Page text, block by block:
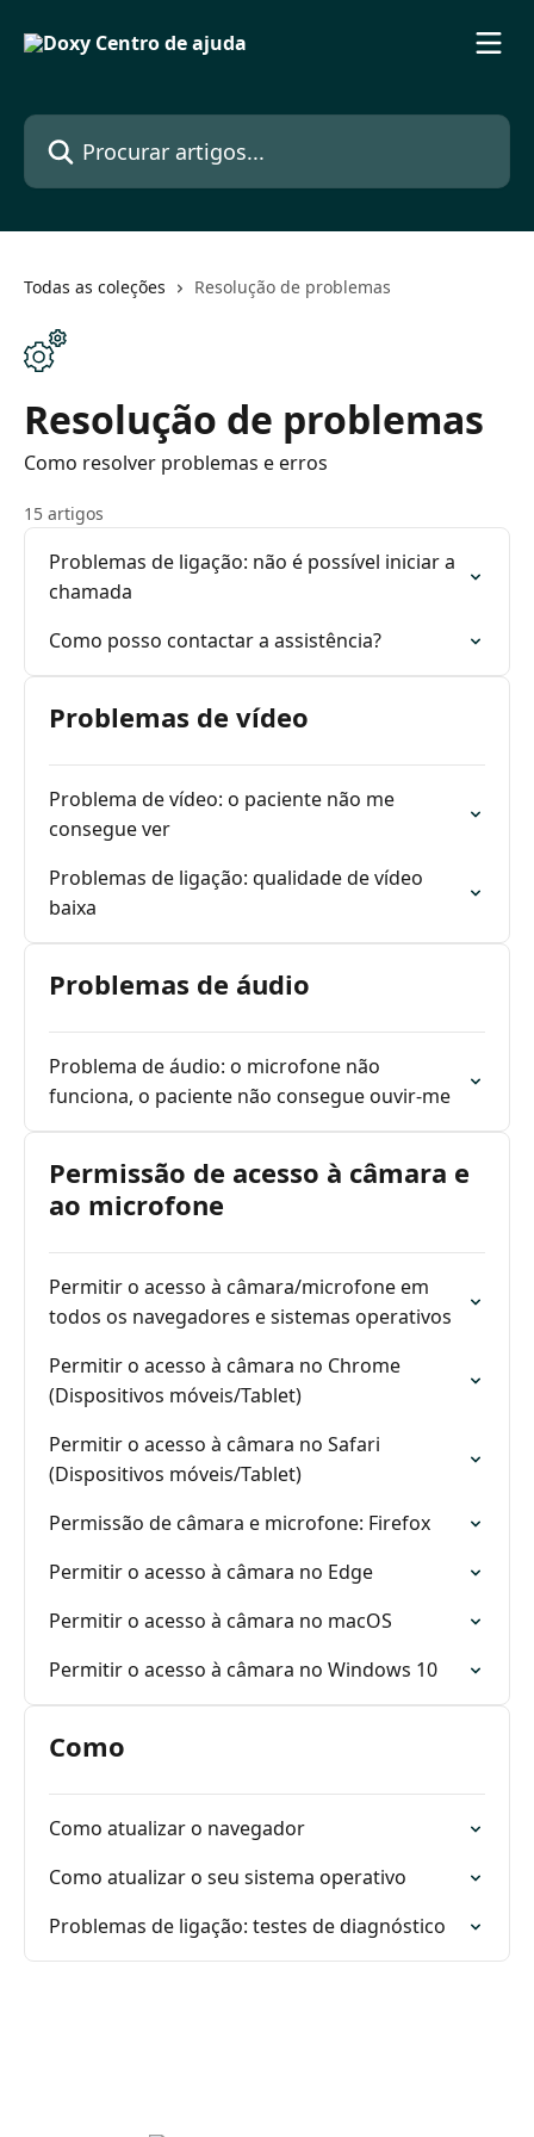
Procurar artigos...
Todas as coleções Resolução de problemas
Resolução de problemas
Como resolver problemas e erros
15 artigos
Problemas de ligação: não é possível iniciar a
chamada
Como posso contactar a assistência?
Problemas de vídeo
Problema de vídeo: o paciente não me
consegue ver
Problemas de ligação: qualidade de vídeo
baixa
Problemas de áudio
Problema de áudio: o microfone não
funciona, o paciente não consegue ouvir-me
Permissão de acesso à câmara e
ao microfone
Permitir o acesso à câmara/microfone em
todos os navegadores e sistemas operativos
Permitir o acesso à câmara no Chrome
(Dispositivos móveis/Tablet)
Permitir o acesso à câmara no Safari
(Dispositivos móveis/Tablet)
Permissão de câmara e microfone: Firefox
Permitir o acesso à câmara no Edge
Permitir o acesso à câmara no macOS
Permitir o acesso à câmara no Windows 10
Como
Como atualizar o navegador
Como atualizar o seu sistema operativo
Problemas de ligação: testes de diagnóstico